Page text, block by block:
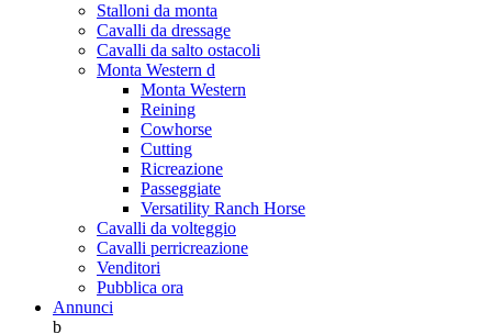
Stalloni da monta
Cavalli da dressage
Cavalli da salto ostacoli
Monta Western d
Monta Western
Reining
Cowhorse
Cutting
Ricreazione
Passeggiate
Versatility Ranch Horse
Cavalli da volteggio
Cavalli perricreazione
Venditori
Pubblica ora
Annunci
b